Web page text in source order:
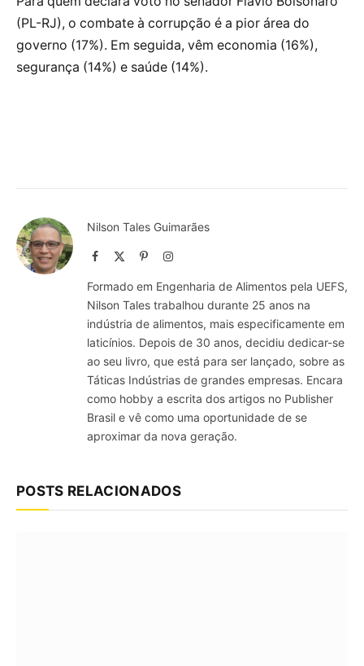
(PL-RJ), o combate à corrupção é a pior área do
governo (17%). Em seguida, vêm economia (16%),
segurança (14%) e saúde (14%).
Nilson Tales Guimarães
Facebook PinterestInstagram
Formado em Engenharia de Alimentos pela UEFS,
Nilson Tales trabalhou durante 25 anos na
indústria de alimentos, mais especificamente em
laticínios. Depois de 30 anos, decidiu dedicar-se
ao seu livro, que está para ser lançado, sobre as
Táticas Indústrias de grandes empresas. Encara
como hobby a escrita dos artigos no Publisher
Brasil e vê como uma oportunidade de se
aproximar da nova geração.
POSTS RELACIONADOS